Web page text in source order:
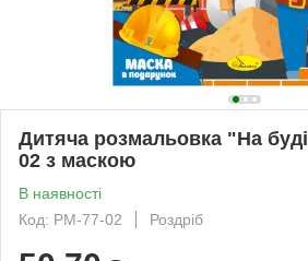
Дитяча розмальовка "На
02 з маскою
В наявності
Код: РМ-77-02
Роздріб